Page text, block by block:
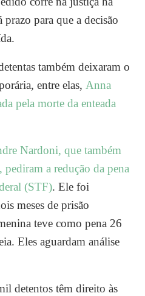
para que a decisão
também deixaram o
entre elas, Anna
pela morte da enteada
Nardoni, que também
pediram a redução da pena
(STF). Ele foi
meses de prisão
teve como pena 26
Eles aguardam análise
detentos têm direito às